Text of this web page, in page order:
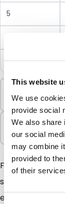
This website
We use
provide social
We also share
our social
may combine
provided to
of their
5
25
1 Einheiten
In Paketen
1 Einheiten
FecCollect ist
sammeln. Der
einfach um